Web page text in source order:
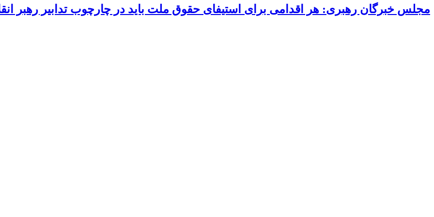
مجلس خبرگان رهبری: هر اقدامی برای استیفای حقوق ملت باید در چارچوب تدابیر رهبر